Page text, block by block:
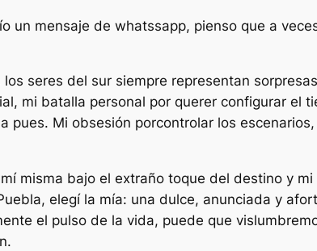
un mensaje de whatssapp, pienso que a
seres del sur siempre representan
mi batalla personal por querer configurar el
pues. Mi obsesión porcontrolar los
misma bajo el extraño toque del destino y mi
elegí la mía: una dulce, anunciada y
el pulso de la vida, puede que